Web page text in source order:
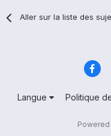
Aller sur la liste des
Langue Politique